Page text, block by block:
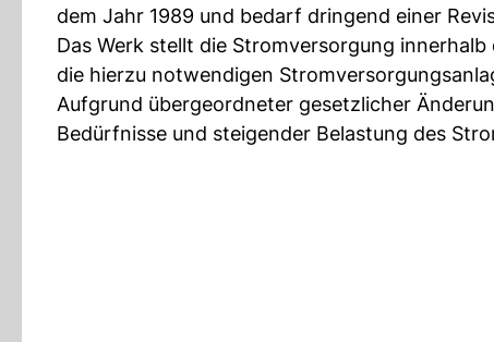
dem Jahr 1989 und bedarf dringend einer
Das Werk stellt die Stromversorgung
die hierzu notwendigen
Aufgrund übergeordneter gesetzlicher
Bedürfnisse und steigender Belastung des